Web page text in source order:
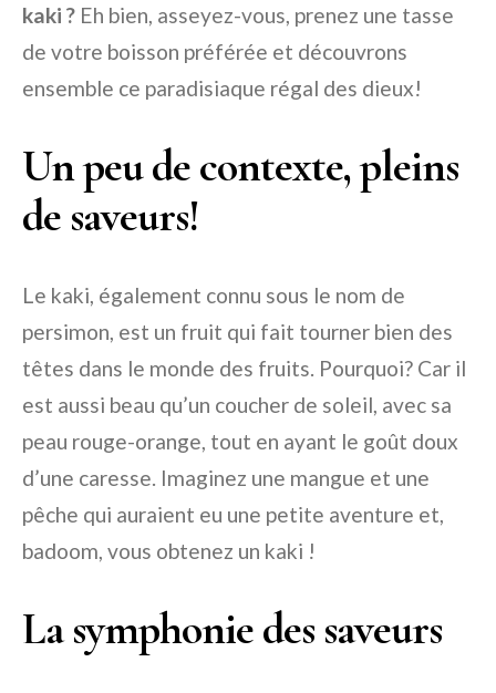
kaki ? Eh bien, asseyez-vous, prenez une tasse
de votre boisson préférée et découvrons
ensemble ce paradisiaque régal des dieux!
Un peu de contexte, pleins
de saveurs!
Le kaki, également connu sous le nom de
persimon, est un fruit qui fait tourner bien des
têtes dans le monde des fruits. Pourquoi? Car il
est aussi beau qu’un coucher de soleil, avec sa
peau rouge-orange, tout en ayant le goût doux
d’une caresse. Imaginez une mangue et une
pêche qui auraient eu une petite aventure et,
badoom, vous obtenez un kaki !
La symphonie des saveurs